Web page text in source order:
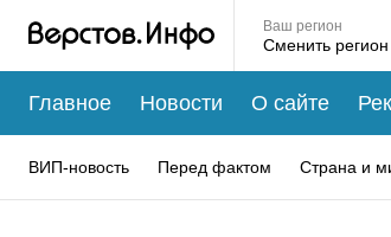
Ваш регион
Главное Новости О сайте
ВИП-новость Перед фактом Страна и